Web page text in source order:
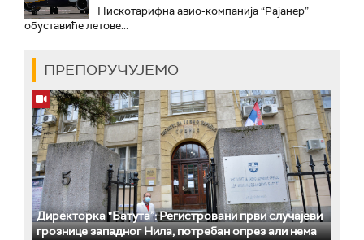
Нискотарифна авио-компанија “Рајанер”
обуставиће летове...
ПРЕПОРУЧУЈЕМО
Директорка "Батута”: Регистровани први случајеви
грознице западног Нила, потребан опрез али нема